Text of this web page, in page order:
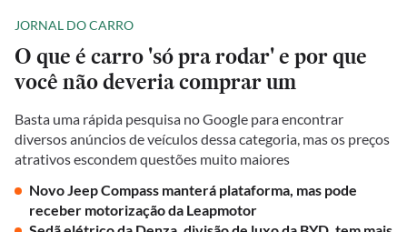
JORNAL DO CARRO
O que é carro 'só pra rodar' e por que
você não deveria comprar um
Basta uma rápida pesquisa no Google para encontrar
diversos anúncios de veículos dessa categoria, mas os preços
atrativos escondem questões muito maiores
Novo Jeep Compass manterá plataforma, mas pode
receber motorização da Leapmotor